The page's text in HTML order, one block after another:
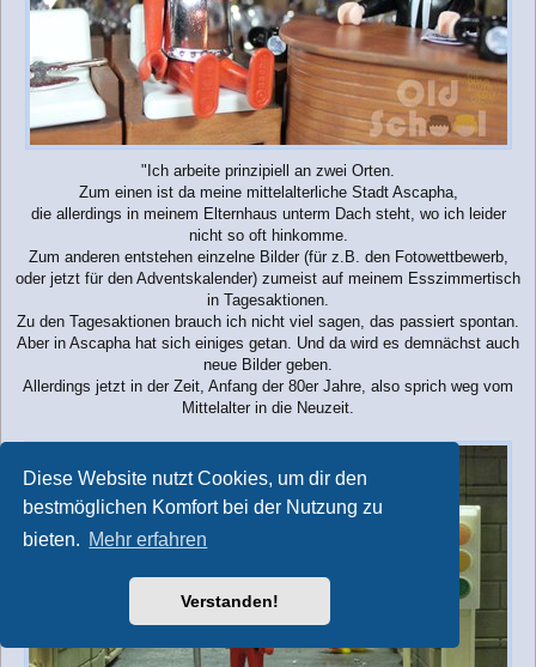
Diese Website nutzt Cookies, um dir den
bestmöglichen Komfort bei der Nutzung zu
bieten. Mehr erfahren
Verstanden!
"Ich arbeite prinzipiell an zwei Orten.
Zum einen ist da meine mittelalterliche Stadt Ascapha,
die allerdings in meinem Elternhaus unterm Dach steht, wo ich leider
nicht so oft hinkomme.
Zum anderen entstehen einzelne Bilder (für z.B. den Fotowettbewerb,
oder jetzt für den Adventskalender) zumeist auf meinem Esszimmertisch
in Tagesaktionen.
Zu den Tagesaktionen brauch ich nicht viel sagen, das passiert spontan.
Aber in Ascapha hat sich einiges getan. Und da wird es demnächst auch
neue Bilder geben.
Allerdings jetzt in der Zeit, Anfang der 80er Jahre, also sprich weg vom
Mittelalter in die Neuzeit.